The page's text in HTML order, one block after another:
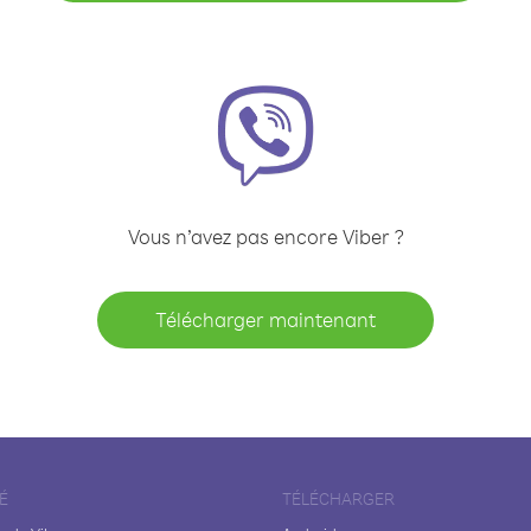
Vous n’avez pas encore Viber ?
Télécharger maintenant
TÉLÉCHARGER